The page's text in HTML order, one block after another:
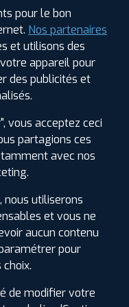
B B 70
185.90€TTC
FAIRE INSTALLER CE
PNEU
RT
pour le bon
Nos partenaires
et utilisons des
appareil pour
des publicités et
vous acceptez ceci
partagions ces
avec nos
nous utiliserons
et vous ne
aucun contenu
pour
de modifier votre